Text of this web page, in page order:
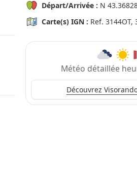
Départ/Arrivée : N
Carte(s) IGN : Ref. 3144OT,
Météo détaillée
Découvrez